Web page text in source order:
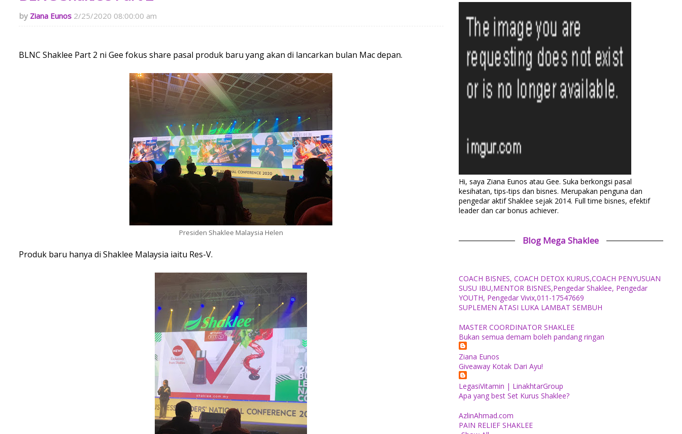
Ziana Eunos 2/25/2020 08:00:00 am
BLNC Shaklee Part 2 ni Gee fokus share pasal produk baru yang akan di lancarkan bulan Mac depan.
Presiden Shaklee Malaysia Helen
Produk baru hanya di Shaklee Malaysia iaitu Res-V.
Hi, saya Ziana Eunos atau Gee. Suka berkongsi pasal
kesihatan, tips-tips dan bisnes. Merupakan penguna dan
pengedar aktif Shaklee sejak 2014. Full time bisnes, efektif
leader dan car bonus achiever.
Blog Mega Shaklee
COACH BISNES, COACH DETOX KURUS,COACH PENYUSUAN
SUSU IBU,MENTOR BISNES,Pengedar Shaklee, Pengedar
YOUTH, Pengedar Vivix,011-17547669
SUPLEMEN ATASI LUKA LAMBAT SEMBUH
MASTER COORDINATOR SHAKLEE
Bukan semua demam boleh pandang ringan
Ziana Eunos
Giveaway Kotak Dari Ayu!
LegasiVitamin | LinakhtarGroup
Apa yang best Set Kurus Shaklee?
AzlinAhmad.com
PAIN RELIEF SHAKLEE